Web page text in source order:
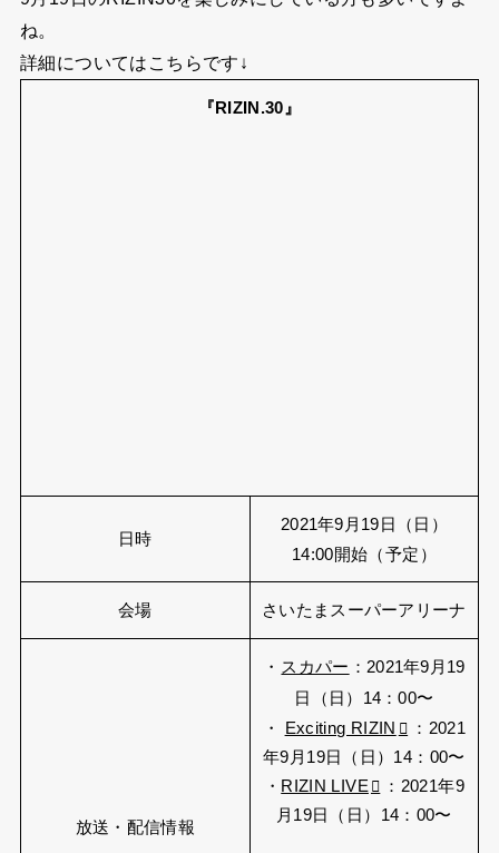
ね。
詳細についてはこちらです↓
『RIZIN.30』
日時
2021年9月19日（日）
14:00開始（予定）
会場 さいたまスーパーアリーナ
放送・配信情報
・ スカパー ：2021年9月19
日（日）14：00〜
・
Exciting RIZIN
：2021
年9月19日（日）14：00〜
・ RIZIN LIVE
：2021年9
月19日（日）14：00〜